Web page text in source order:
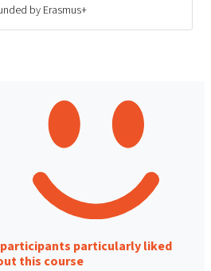
by Erasmus+
particularly liked
this course